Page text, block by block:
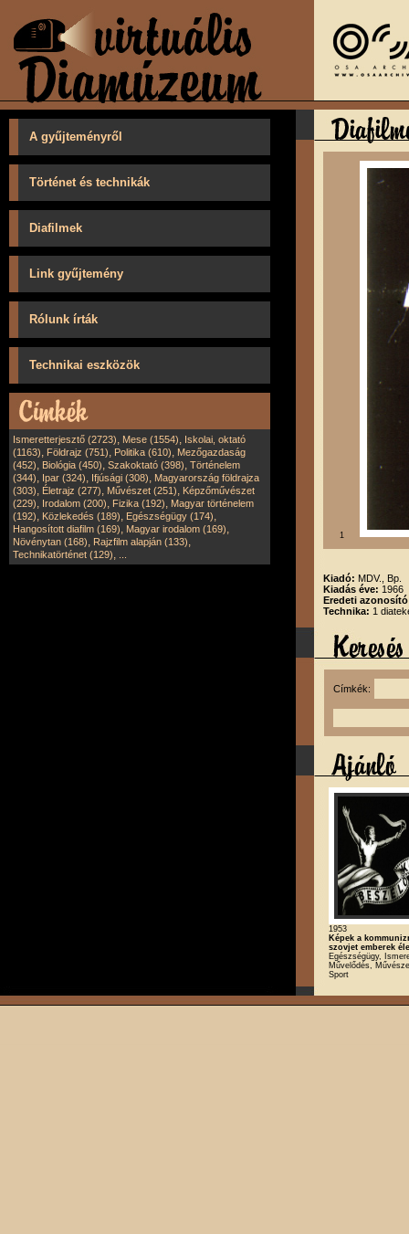
A gyűjteményről
Történet és technikák
Diafilmek
Link gyűjtemény
Rólunk írták
Technikai eszközök
Ismeretterjesztő (2723), Mese (1554), Iskolai, oktató
(1163), Földrajz (751), Politika (610), Mezőgazdaság
(452), Biológia (450), Szakoktató (398), Történelem
(344), Ipar (324), Ifjúsági (308), Magyarország földrajza
(303), Életrajz (277), Művészet (251), Képzőművészet
(229), Irodalom (200), Fizika (192), Magyar történelem
(192), Közlekedés (189), Egészségügy (174),
Hangosított diafilm (169), Magyar irodalom (169),
Növénytan (168), Rajzfilm alapján (133),
Technikatörténet (129),
1
Kiadó: MDV., Bp.
Kiadás éve: 1966
Eredeti
Technika: 1
Címkék:
1953
Képek a
szovjet emberek
Egészségügy,
Művelődés,
Sport